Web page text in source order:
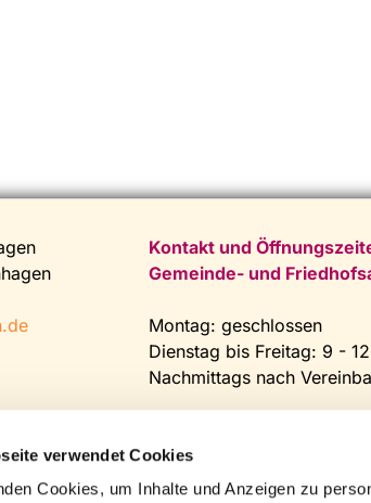
verwendet Cookies
Cookies, um Inhalte und Anzeigen zu
Kontakt und
Gemeinde- und
Montag: geschlossen
Dienstag bis Freitag: 9 -
Nachmittags nach
Fax: 0 52 04 / 25 65
Mail: